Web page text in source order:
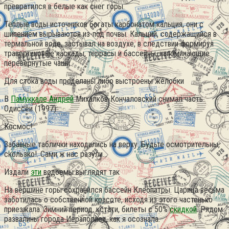
превратился в белые как снег горы.
Тёплые воды источников богаты карбонатом кальция, они с
шипением вырываются из-под почвы. Кальций, содержащийся в
термальной воде, застывал на воздухе, в следствии формируя
травертиновые каскады, террасы и бассейны, напоминающие
перевернутые чаши.
Для стока воды проделаны либо выстроены желобки
В Памуккале АндрейМихалков-Кончаловский снимал часть
Одиссеи (1997)
Космос!
Забавные таблички находились на верху. Будьте осмотрительны,
скользко!. Сами ж нас разули…
Издали эти водоемы выглядят так
На вершине горы сохранился бассейн Клеопатры. Царица весьма
заботилась о собственной красоте, исходя из этого частенько
приезжала. Зимний период, кстати, билеты с 50%скидкой. Рядом
развалины города Иераполиса, как я осознала.